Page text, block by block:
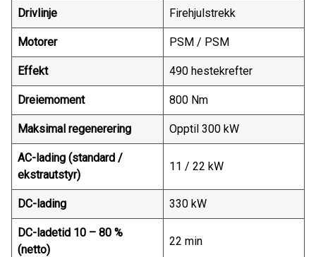
Drivlinje Firehjulstrekk
Motorer PSM / PSM
Effekt 490 hestekrefter
Dreiemoment 800 Nm
Maksimal regenerering Opptil 300 kW
AC-lading (standard /
ekstrautstyr)
11 / 22 kW
DC-lading 330 kW
DC-ladetid 10 – 80 %
(netto)
22 min